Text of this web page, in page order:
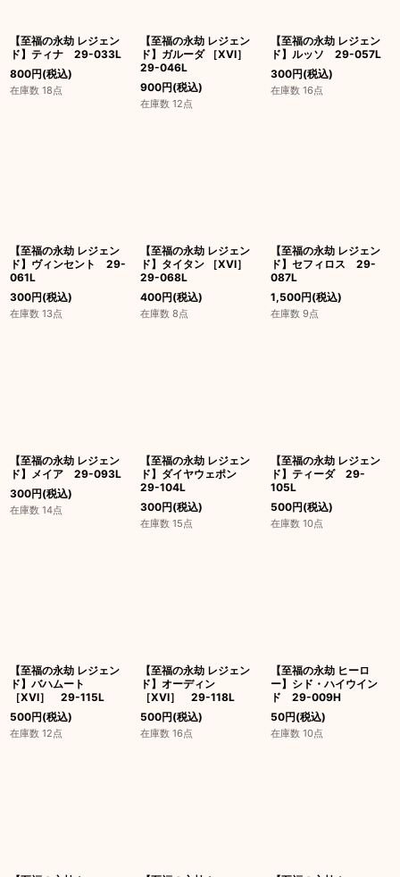
【至福の永劫 レジェン
ド】ティナ 29-033L
800円(税込)
在庫数 18点
【至福の永劫 レジェン
ド】ガルーダ ［XVI］
29-046L
900円(税込)
在庫数 12点
【至福の永劫 レジェン
ド】ルッソ 29-057L
300円(税込)
在庫数 16点
【至福の永劫 レジェン
ド】ヴィンセント 29-
061L
300円(税込)
在庫数 13点
【至福の永劫 レジェン
ド】タイタン ［XVI］
29-068L
400円(税込)
在庫数 8点
【至福の永劫 レジェン
ド】セフィロス 29-
087L
1,500円(税込)
在庫数 9点
【至福の永劫 レジェン
ド】メイア 29-093L
300円(税込)
在庫数 14点
【至福の永劫 レジェン
ド】ダイヤウェポン
29-104L
300円(税込)
在庫数 15点
【至福の永劫 レジェン
ド】ティーダ 29-
105L
500円(税込)
在庫数 10点
【至福の永劫 レジェン
ド】バハムート
［XVI］ 29-115L
500円(税込)
在庫数 12点
【至福の永劫 レジェン
ド】オーディン
［XVI］ 29-118L
500円(税込)
在庫数 16点
【至福の永劫 ヒーロ
ー】シド・ハイウイン
ド 29-009H
50円(税込)
在庫数 10点